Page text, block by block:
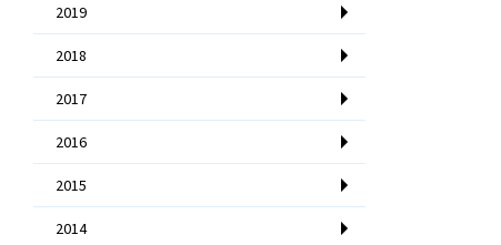
2019
2018
2017
2016
2015
2014